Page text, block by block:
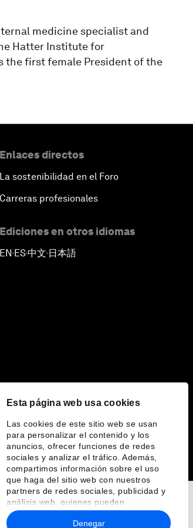
Esta página web usa cookies
Las cookies de este sitio web se usan
para personalizar el contenido y los
anuncios, ofrecer funciones de redes
sociales y analizar el tráfico. Además,
compartimos información sobre el uso
que haga del sitio web con nuestros
partners de redes sociales, publicidad y
análisis web, quienes pueden
combinarla con otra información que les
haya proporcionado o que hayan
Denegar
medicine specialist and
Hatter Institute for
the first female President of the
Enlaces directos
La sostenibilidad en el Foro
Carreras profesionales
Ediciones en otros idiomas
EN▪ES▪中文▪ 日本語